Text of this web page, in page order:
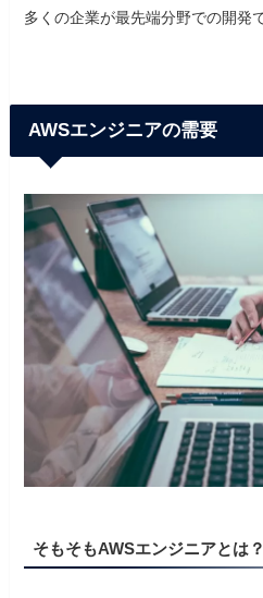
多くの企業が最先端分野での開発
AWSエンジニアの需要
そもそもAWSエンジニアとは？